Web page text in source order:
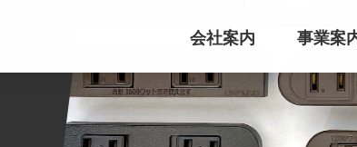
会社案内 事業案